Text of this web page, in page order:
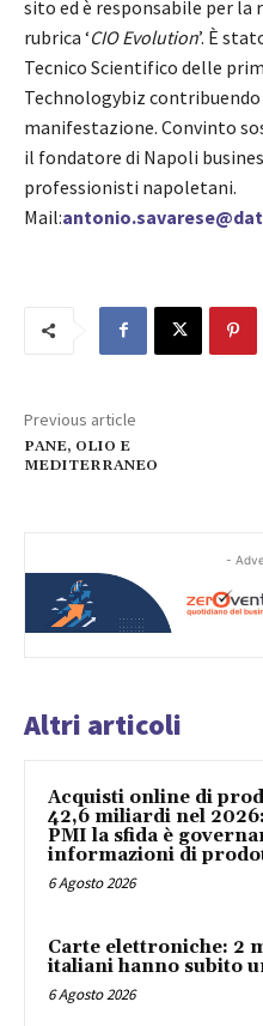
sito ed è responsabile per la
rubrica ‘CIO Evolution’. È
Tecnico Scientifico delle
Technologybiz contribuendo
manifestazione. Convinto
il fondatore di Napoli
professionisti napoletani.
Mail:
Previous article
PANE, OLIO E
MEDITERRANEO
-
Altri articoli
Acquisti online di
42,6 miliardi nel
PMI la sfida è
informazioni di
6 Agosto 2026
Carte elettroniche: 2
italiani hanno subito
6 Agosto 2026